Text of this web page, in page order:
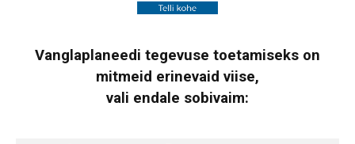
Vanglaplaneedi tegevuse toetamiseks on
mitmeid erinevaid viise,
vali endale sobivaim: